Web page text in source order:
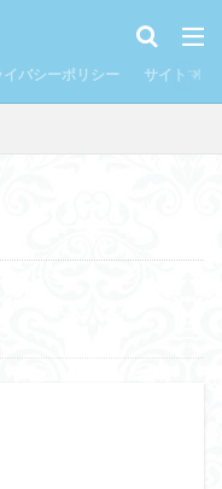
イバシーポリシー サイトマッ